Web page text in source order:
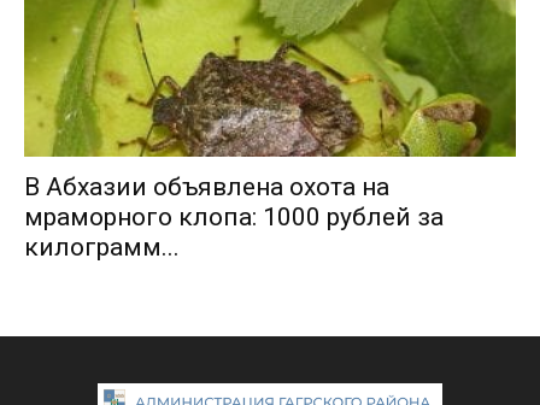
В Абхазии объявлена охота на
мраморного клопа: 1000 рублей за
килограмм...